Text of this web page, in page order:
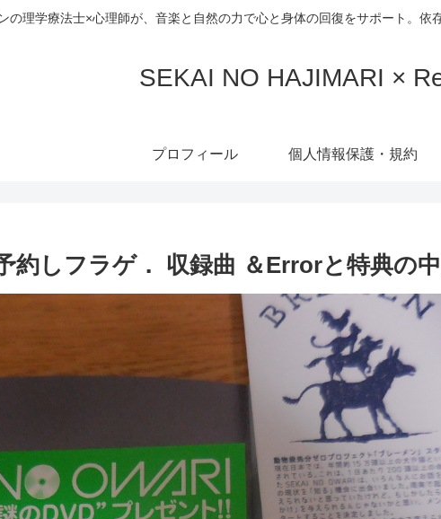
の理学療法士×心理師が、音楽と自然の力で心と身体の回復をサポート。依
SEKAI NO HAJIMARI ×
プロフィール 個人情報保護・規約
約しフラゲ． 収録曲 ＆Errorと特典の